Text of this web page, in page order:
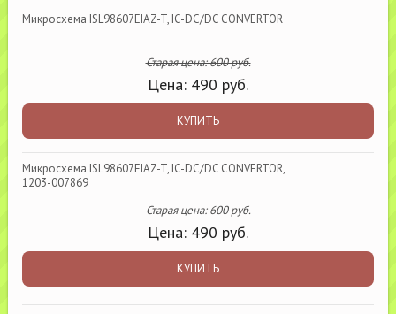
Микросхема ISL98607EIAZ-T, IC-DC/DC CONVERTOR
Старая цена:600руб.
Цена: 490 руб.
КУПИТЬ
Микросхема ISL98607EIAZ-T, IC-DC/DC CONVERTOR,
1203-007869
Старая цена:600руб.
Цена: 490 руб.
КУПИТЬ